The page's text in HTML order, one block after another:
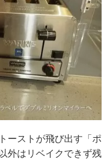
ーストが飛び出す「ポ
外はリベイクできず残